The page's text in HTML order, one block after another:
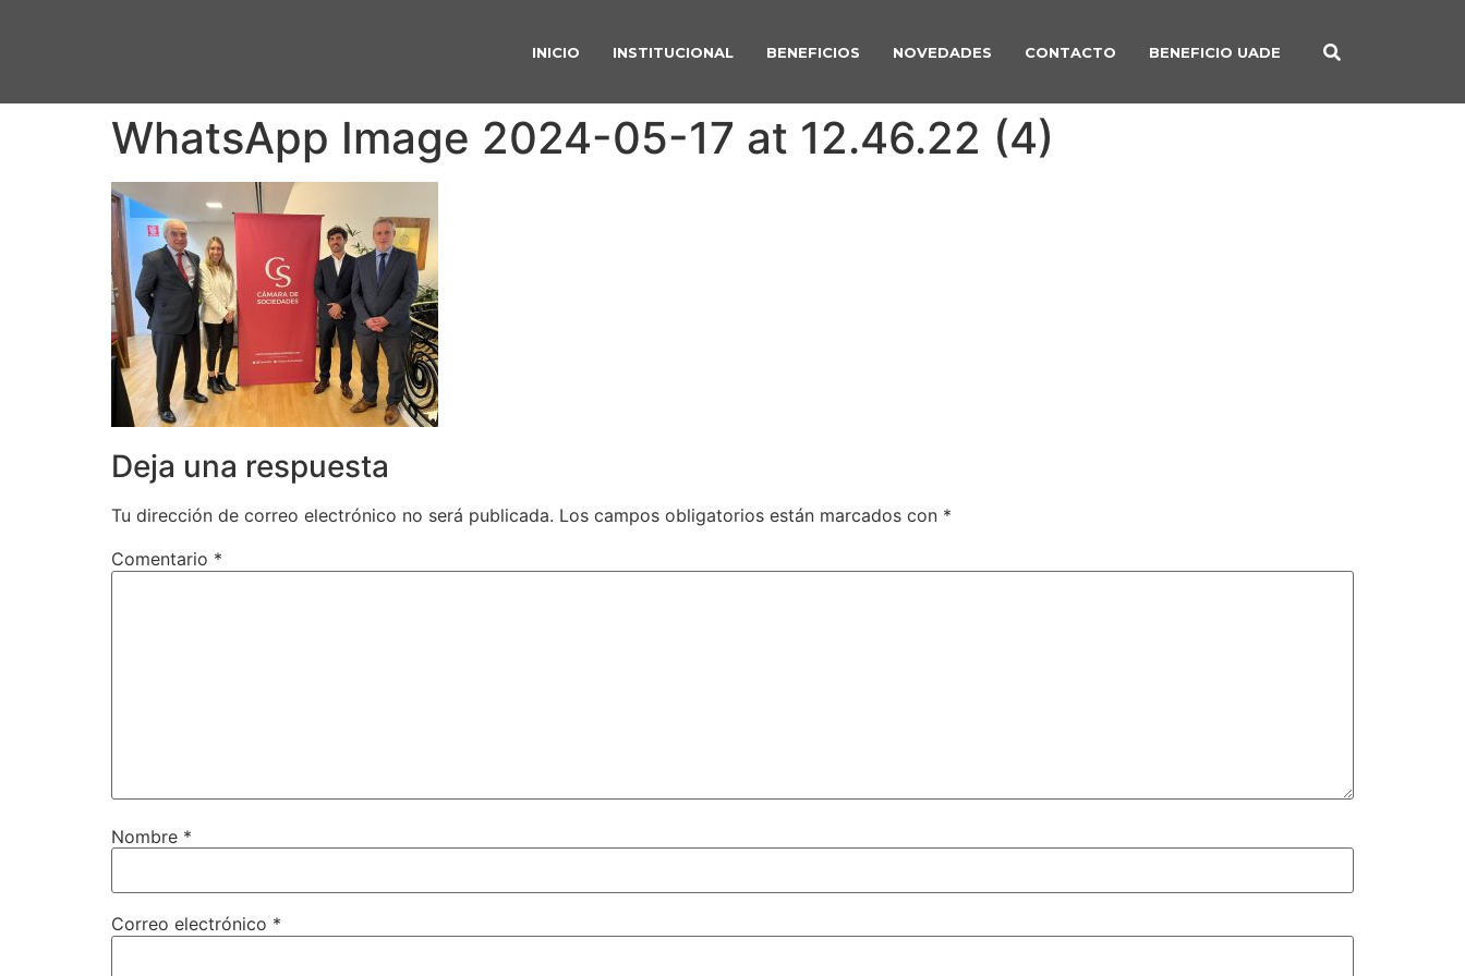
INICIO INSTITUCIONAL BENEFICIOS NOVEDADES CONTACTO BENEFICIO UADE
WhatsApp Image 2024-05-17 at 12.46.22 (4)
Deja una respuesta
Tu dirección de correo electrónico no será publicada. Los campos obligatorios están marcados con *
Comentario *
Nombre *
Correo electrónico *